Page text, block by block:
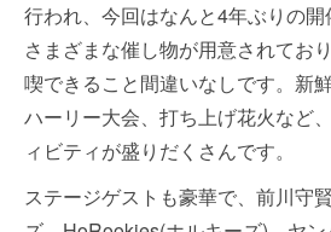
行われ、今回はなんと4年ぶりの開
さまざまな催し物が用意されてお
喫できること間違いなしです。新
ハーリー大会、打ち上げ花火など
ィビティが盛りだくさんです。
ステージゲストも豪華で、前川守